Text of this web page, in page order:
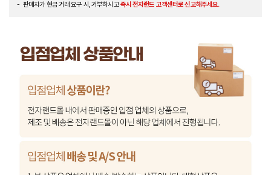
판매자가 현금 거래 요구 시, 거부하시고즉시 전자랜드 고객센터로 신고해주세요.